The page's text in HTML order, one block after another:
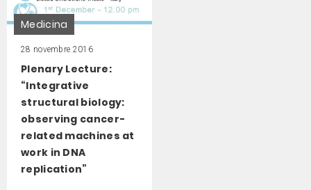
Medicina
28 novembre 2016
Plenary Lecture:
“Integrative
structural biology:
observing cancer-
related machines at
work in DNA
replication”